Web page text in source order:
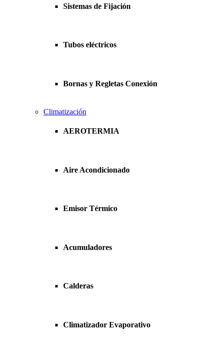
Sistemas de Fijación
Tubos eléctricos
Bornas y Regletas Conexión
Climatización
AEROTERMIA
Aire Acondicionado
Emisor Térmico
Acumuladores
Calderas
Climatizador Evaporativo